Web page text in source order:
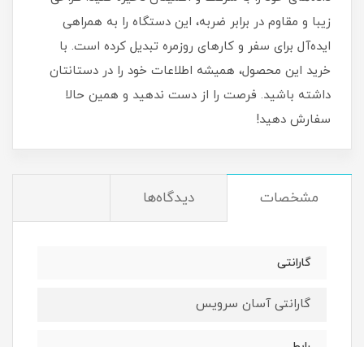
زیبا و مقاوم در برابر ضربه، این دستگاه را به همراهی
ایده‌آل برای سفر و کارهای روزمره تبدیل کرده است. با
خرید این محصول، همیشه اطلاعات خود را در دستانتان
داشته باشید. فرصت را از دست ندهید و همین حالا
سفارش دهید!
مشخصات دیدگاه‌ها
گارانتی
گارانتی آسان سرویس